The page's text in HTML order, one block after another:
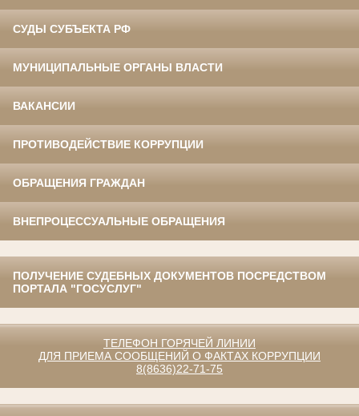
СУДЫ СУБЪЕКТА РФ
МУНИЦИПАЛЬНЫЕ ОРГАНЫ ВЛАСТИ
ВАКАНСИИ
ПРОТИВОДЕЙСТВИЕ КОРРУПЦИИ
ОБРАЩЕНИЯ ГРАЖДАН
ВНЕПРОЦЕССУАЛЬНЫЕ ОБРАЩЕНИЯ
ПОЛУЧЕНИЕ СУДЕБНЫХ ДОКУМЕНТОВ ПОСРЕДСТВОМ
ПОРТАЛА "ГОСУСЛУГ"
ТЕЛЕФОН ГОРЯЧЕЙ ЛИНИИ
ДЛЯ ПРИЕМА СООБЩЕНИЙ О ФАКТАХ КОРРУПЦИИ
8(8636)22-71-75